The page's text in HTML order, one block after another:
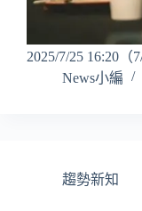
2025/7/25 16:20
News小編
趨勢新知